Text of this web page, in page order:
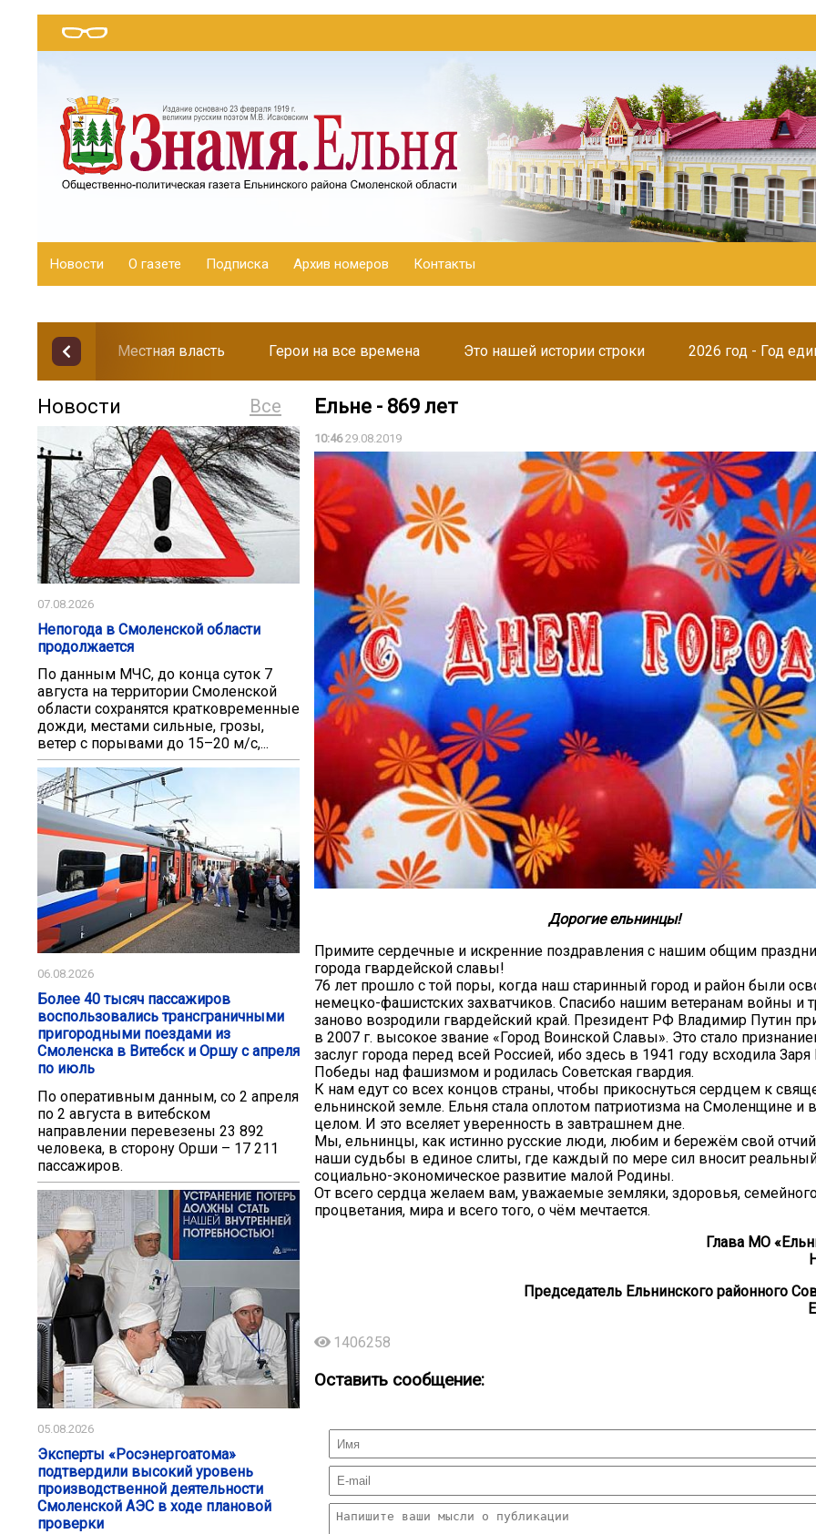
Новости О газете Подписка Архив номеров Контакты
Местная власть Герои на все времена Это нашей истории строки 2026 год - Год
Все
Новости
07.08.2026
Непогода в Смоленской области
продолжается
По данным МЧС, до конца суток 7
августа на территории Смоленской
области сохранятся кратковременные
дожди, местами сильные, грозы,
ветер с порывами до 15–20 м/с,...
06.08.2026
Более 40 тысяч пассажиров
воспользовались трансграничными
пригородными поездами из
Смоленска в Витебск и Оршу с апреля
по июль
По оперативным данным, со 2 апреля
по 2 августа в витебском
направлении перевезены 23 892
человека, в сторону Орши – 17 211
пассажиров.
05.08.2026
Эксперты «Росэнергоатома»
подтвердили высокий уровень
производственной деятельности
Смоленской АЭС в ходе плановой
проверки
Ельне - 869 лет
10:4629.08.2019
Дорогие ельнинцы!
Примите сердечные и искренние поздравления с нашим общим
города гвардейской славы!
76 лет прошло с той поры, когда наш старинный город и район были
немецко-фашистских захватчиков. Спасибо нашим ветеранам войны и
заново возродили гвардейский край. Президент РФ Владимир Путин
в 2007 г. высокое звание «Город Воинской Славы». Это стало
заслуг города перед всей Россией, ибо здесь в 1941 году всходила
Победы над фашизмом и родилась Советская гвардия.
К нам едут со всех концов страны, чтобы прикоснуться сердцем к
ельнинской земле. Ельня стала оплотом патриотизма на Смоленщине и
целом. И это вселяет уверенность в завтрашнем дне.
Мы, ельнинцы, как истинно русские люди, любим и бережём свой отчий
наши судьбы в единое слиты, где каждый по мере сил вносит
социально-экономическое развитие малой Родины.
От всего сердца желаем вам, уважаемые земляки, здоровья, семейного
процветания, мира и всего того, о чём мечтается.
Глава МО
Председатель Ельнинского районного
1406258
Оставить сообщение: